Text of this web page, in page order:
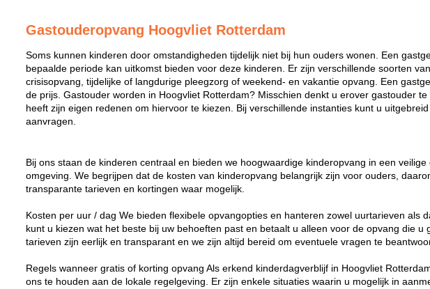
Gastouderopvang Hoogvliet Rotterdam
Soms kunnen kinderen door omstandigheden tijdelijk niet bij hun ouders wonen. Een
bepaalde periode kan uitkomst bieden voor deze kinderen. Er zijn verschillende soorten
crisisopvang, tijdelijke of langdurige pleegzorg of weekend- en vakantie opvang. Een
de prijs. Gastouder worden in Hoogvliet Rotterdam? Misschien denkt u erover gastouder
heeft zijn eigen redenen om hiervoor te kiezen. Bij verschillende instanties kunt u
aanvragen.
Bij ons staan de kinderen centraal en bieden we hoogwaardige kinderopvang in een
omgeving. We begrijpen dat de kosten van kinderopvang belangrijk zijn voor ouders,
transparante tarieven en kortingen waar mogelijk.
Kosten per uur / dag We bieden flexibele opvangopties en hanteren zowel uurtarieven als
kunt u kiezen wat het beste bij uw behoeften past en betaalt u alleen voor de opvang die u
tarieven zijn eerlijk en transparant en we zijn altijd bereid om eventuele vragen te
Regels wanneer gratis of korting opvang Als erkend kinderdagverblijf in Hoogvliet
ons te houden aan de lokale regelgeving. Er zijn enkele situaties waarin u mogelijk in